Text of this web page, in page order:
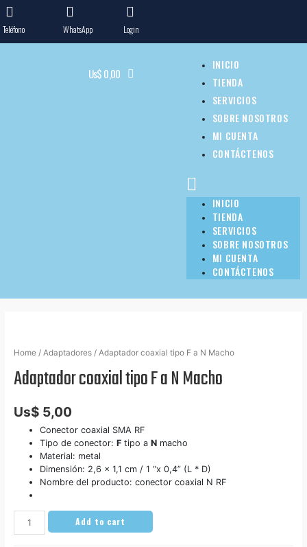
Teléfono WhatsApp Login
Us$0,00
INICIO
TIENDA
SERVICIOS
SOBRE NOSOTROS
MI CUENTA
CONTÁCTENOS
INICIO
TIENDA
SERVICIOS
SOBRE NOSOTROS
MI CUENTA
CONTÁCTENOS
Home/ Adaptadores/ Adaptador coaxial tipo F a N Macho
Adaptador coaxial tipo F a N Macho
Us$ 5,00
Conector coaxial SMA RF
Tipo de conector: Ftipo a Nmacho
Material: metal
Dimensión: 2,6 x 1,1 cm / 1 “x 0,4” (L * D)
Nombre del producto: conector coaxial N RF
Add to cart